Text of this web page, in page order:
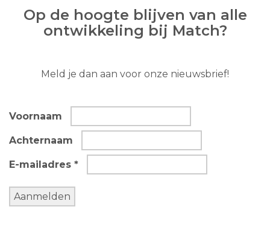
Op de hoogte blijven van alle
ontwikkeling bij Match?
Meld je dan aan voor onze nieuwsbrief!
Voornaam
Achternaam
E-mailadres *